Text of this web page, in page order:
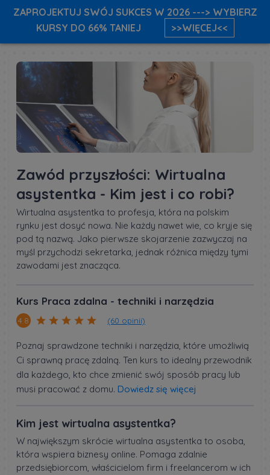
Zawód przyszłości: Wirtualna
asystentka - Kim jest i co robi?
Wirtualna asystentka to profesja, która na polskim
rynku jest dosyć nowa. Nie każdy nawet wie, co kryje się
pod tą nazwą. Jako pierwsze skojarzenie zazwyczaj na
myśl przychodzi sekretarka, jednak różnica między tymi
zawodami jest znacząca.
Kurs Praca zdalna - techniki i narzędzia
4.8 (60 opinii)
Poznaj sprawdzone techniki i narzędzia, które umożliwią
Ci sprawną pracę zdalną. Ten kurs to idealny przewodnik
dla każdego, kto chce zmienić swój sposób pracy lub
musi pracować z domu. Dowiedz się więcej
Kim jest wirtualna asystentka?
W największym skrócie wirtualna asystentka to osoba,
która wspiera biznesy online. Pomaga zdalnie
przedsiębiorcom, właścicielom firm i freelancerom w ich
ZAPROJEKTUJ SWÓJ SUKCES W 2026 ---> WYBIERZ
KURSY DO 66% TANIEJ
>>WIĘCEJ<<